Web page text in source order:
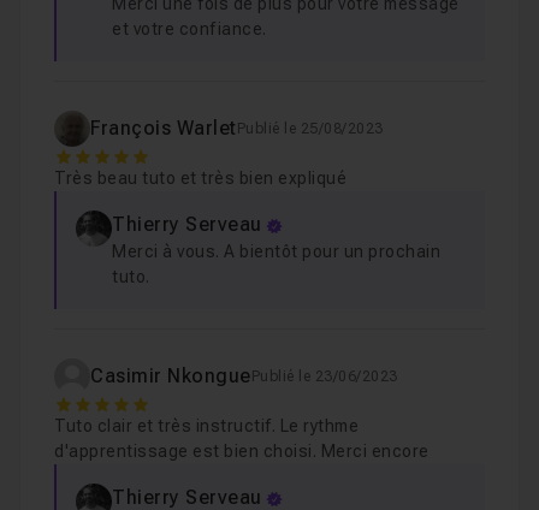
et votre confiance.
François Warlet Publié le 25/08/2023
5
Très beau tuto et très bien expliqué
Thierry Serveau
Merci à vous. A bientôt pour un prochain
tuto.
Casimir Nkongue Publié le 23/06/2023
5
Tuto clair et très instructif. Le rythme
d'apprentissage est bien choisi. Merci encore
Thierry Serveau